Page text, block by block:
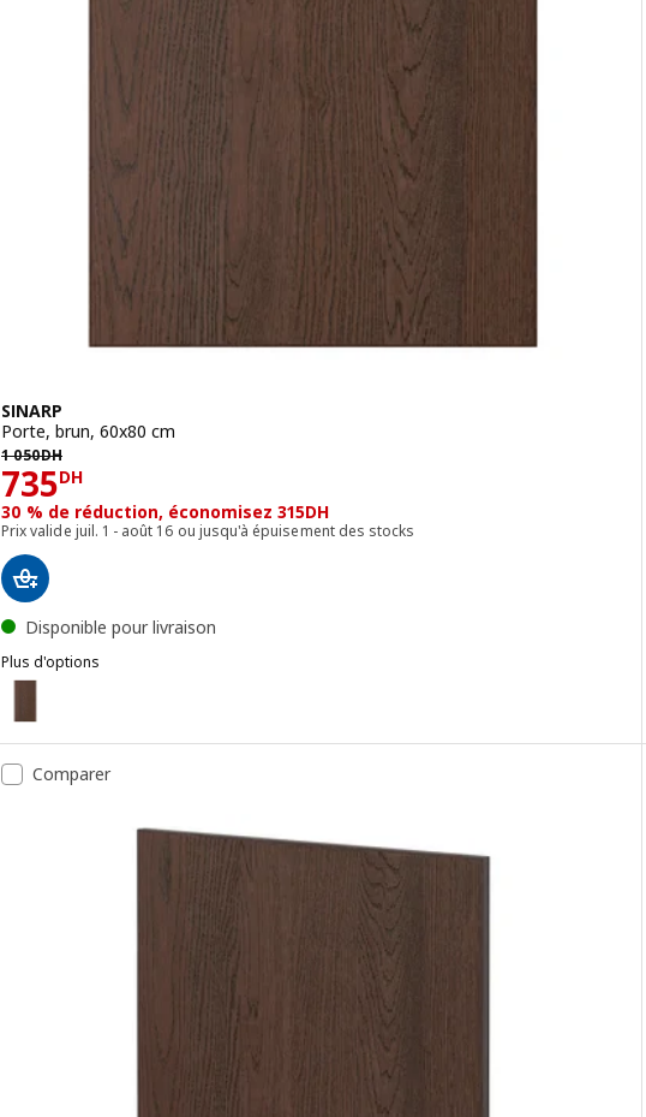
SINARP
Porte, brun, 60x80 cm
1 050DH
1050DH
735DH
Prix 735DH
30 % de réduction, économisez 315DH
Prix valide juil. 1 - août 16 ou jusqu'à épuisement des stocks
Disponible pour livraison
Plus d'options
SINARP
Option : SINARP, Porte, brun, 40x60 cm
Option : SINARP, Porte, brun, 20x80 cm
Option : SINARP, Porte, brun, 40x100 cm
Comparer